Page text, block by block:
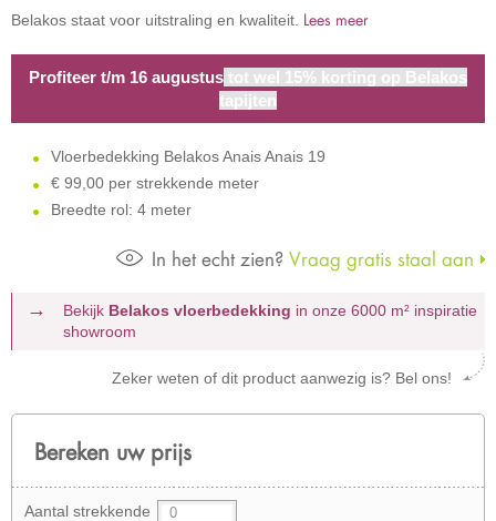
Belakos staat voor uitstraling en kwaliteit. Lees meer
Profiteer t/m 16 augustus tot wel 15% korting op Belakos
tapijten
Vloerbedekking Belakos Anais Anais 19
€ 99,00 per strekkende meter
Breedte rol: 4 meter
In het echt zien? Vraag gratis staal aan
Bekijk Belakos vloerbedekking in onze 6000 m² inspiratie
showroom
Zeker weten of dit product aanwezig is? Bel ons!
Bereken uw prijs
Aantal strekkende